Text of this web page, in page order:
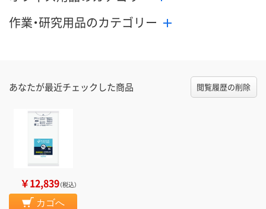
作業・研究用品のカテゴリー
あなたが最近チェックした商品 閲覧履歴の削除
￥12,839（税込）
カゴへ